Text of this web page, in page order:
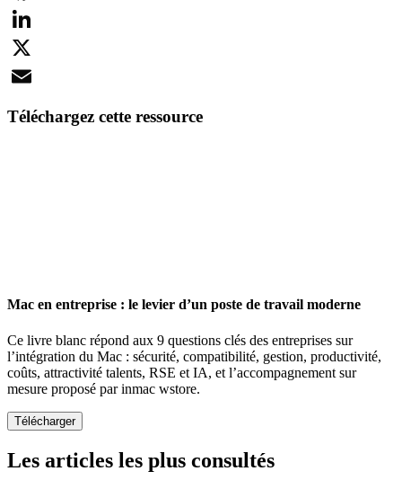
Facebook
LinkedIn
X
Téléchargez cette ressource
Mac en entreprise : le levier d’un poste de travail moderne
Ce livre blanc répond aux 9 questions clés des entreprises sur
l’intégration du Mac : sécurité, compatibilité, gestion, productivité,
coûts, attractivité talents, RSE et IA, et l’accompagnement sur
mesure proposé par inmac wstore.
Les articles les plus consultés